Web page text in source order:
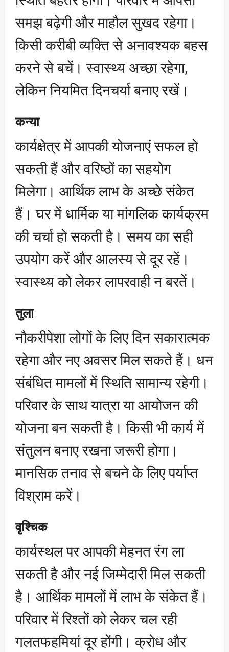
समझ बढ़ेगी और माहौल सुखद रहेगा।
किसी करीबी व्यक्ति से अनावश्यक बहस
करने से बचें। स्वास्थ्य अच्छा रहेगा,
लेकिन नियमित दिनचर्या बनाए रखें।
कन्या
कार्यक्षेत्र में आपकी योजनाएं सफल हो
सकती हैं और वरिष्ठों का सहयोग
मिलेगा। आर्थिक लाभ के अच्छे संकेत
हैं। घर में धार्मिक या मांगलिक कार्यक्रम
की चर्चा हो सकती है। समय का सही
उपयोग करें और आलस्य से दूर रहें।
स्वास्थ्य को लेकर लापरवाही न बरतें।
तुला
नौकरीपेशा लोगों के लिए दिन सकारात्मक
रहेगा और नए अवसर मिल सकते हैं। धन
संबंधित मामलों में स्थिति सामान्य रहेगी।
परिवार के साथ यात्रा या आयोजन की
योजना बन सकती है। किसी भी कार्य में
संतुलन बनाए रखना जरूरी होगा।
मानसिक तनाव से बचने के लिए पर्याप्त
विश्राम करें।
वृश्चिक
कार्यस्थल पर आपकी मेहनत रंग ला
सकती है और नई जिम्मेदारी मिल सकती
है। आर्थिक मामलों में लाभ के संकेत हैं।
परिवार में रिश्तों को लेकर चल रही
गलतफहमियां दूर होंगी। क्रोध और